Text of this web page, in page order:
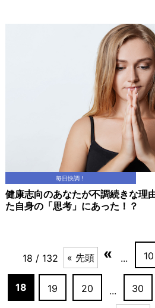
毎日快調！
健康志向のあなたが不調続きな理
た自身の「思考」にあった！？
18 / 132 « 先頭 « ... 10
18 19 20 ... 30